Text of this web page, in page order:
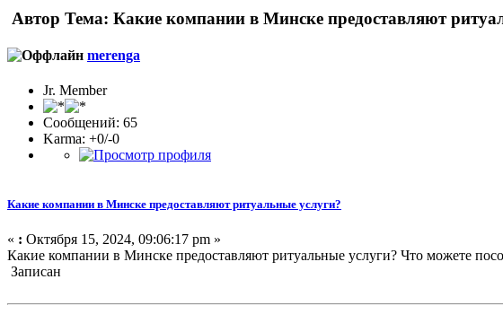
Автор Тема: Какие компании в Минске предоставляют
merenga
Jr. Member
Сообщений: 65
Karma: +0/-0
Какие компании в Минске предоставляют ритуальные услуги?
« : Октября 15, 2024, 09:06:17 pm »
Какие компании в Минске предоставляют ритуальные услуги? Что можете
Записан